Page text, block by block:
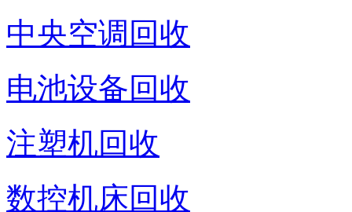
中央空调回收
电池设备回收
注塑机回收
数控机床回收